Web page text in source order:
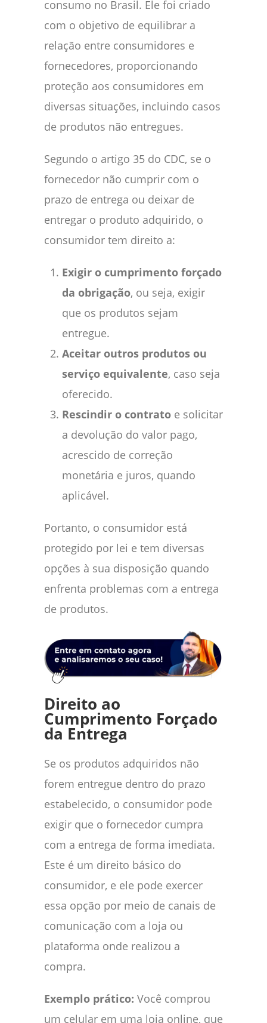
consumo no Brasil. Ele foi criado
com o objetivo de equilibrar a
relação entre consumidores e
fornecedores, proporcionando
proteção aos consumidores em
diversas situações, incluindo casos
de produtos não entregues.
Segundo o artigo 35 do CDC, se o
fornecedor não cumprir com o
prazo de entrega ou deixar de
entregar o produto adquirido, o
consumidor tem direito a:
Exigir o cumprimento forçado
da obrigação, ou seja, exigir
que os produtos sejam
entregue.
Aceitar outros produtos ou
serviço equivalente, caso seja
oferecido.
Rescindir o contrato e solicitar
a devolução do valor pago,
acrescido de correção
monetária e juros, quando
aplicável.
Portanto, o consumidor está
protegido por lei e tem diversas
opções à sua disposição quando
enfrenta problemas com a entrega
de produtos.
Direito ao
Cumprimento Forçado
da Entrega
Se os produtos adquiridos não
forem entregue dentro do prazo
estabelecido, o consumidor pode
exigir que o fornecedor cumpra
com a entrega de forma imediata.
Este é um direito básico do
consumidor, e ele pode exercer
essa opção por meio de canais de
comunicação com a loja ou
plataforma onde realizou a
compra.
Exemplo prático: Você comprou
um celular em uma loja online, que